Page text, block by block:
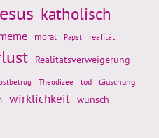
katholisch
moral Papst realität
Realitätsverweigerung
Theodizee tod täuschung
wirklichkeit wunsch